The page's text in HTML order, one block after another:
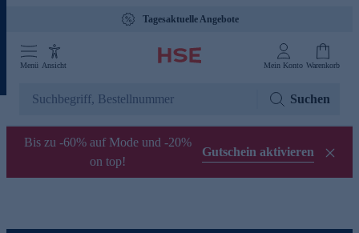
Tagesaktuelle Angebote
Menü Ansicht Mein Konto Warenkorb
Suchen
Bis zu -60% auf Mode und -20%
on top!
Gutschein aktivieren